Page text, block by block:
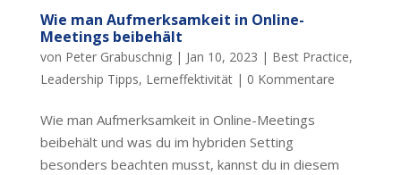
Wie man Aufmerksamkeit in Online-
Meetings beibehält
von Peter Grabuschnig| Jan 10, 2023 | Best Practice,
Leadership Tipps, Lerneffektivität| 0 Kommentare
Wie man Aufmerksamkeit in Online-Meetings
beibehält und was du im hybriden Setting
besonders beachten musst, kannst du in diesem